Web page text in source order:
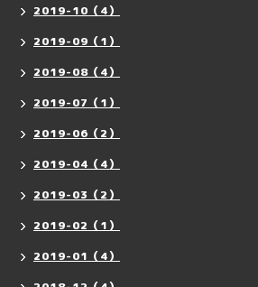
2019-10（4）
2019-09（1）
2019-08（4）
2019-07（1）
2019-06（2）
2019-04（4）
2019-03（2）
2019-02（1）
2019-01（4）